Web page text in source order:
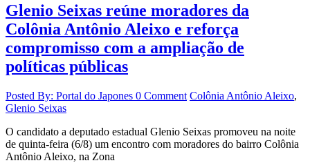
Glenio Seixas reúne moradores da
Colônia Antônio Aleixo e reforça
compromisso com a ampliação de
políticas públicas
Posted By: Portal do Japones 0 Comment Colônia Antônio Aleixo,
Glenio Seixas
O candidato a deputado estadual Glenio Seixas promoveu na noite
de quinta-feira (6/8) um encontro com moradores do bairro Colônia
Antônio Aleixo, na Zona